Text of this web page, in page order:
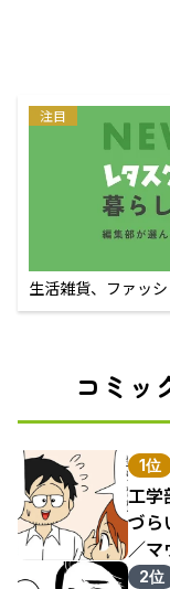
注目
生活雑貨、ファッ
えるECサイト
コミッ
1位
工学
づら
／マ
結果
2位